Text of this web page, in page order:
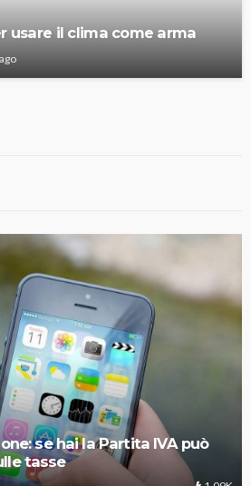
usare il clima come arma
se hai la Partita IVA può
tasse